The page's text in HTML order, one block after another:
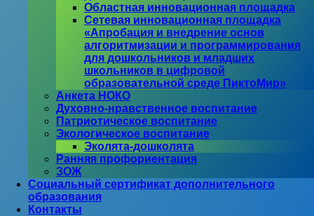
Областная инновационная площадка
Сетевая инновационная площадка
«Апробация и внедрение основ
алгоритмизации и программирования
для дошкольников и младших
школьников в цифровой
образовательной среде ПиктоМир»
Анкета НОКО
Духовно-нравственное воспитание
Патриотическое воспитание
Экологическое воспитание
Эколята-дошколята
Ранняя профориентация
ЗОЖ
Социальный сертификат дополнительного
образования
Контакты